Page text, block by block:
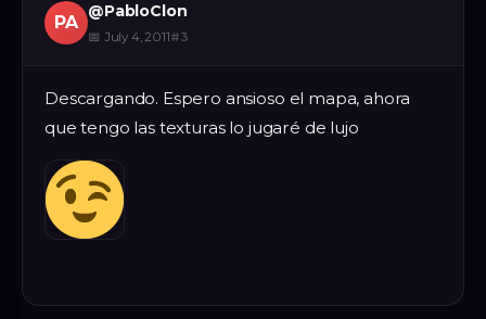
PA
@PabloClon
📅 July 4, 2011#3
Descargando. Espero ansioso el mapa, ahora
que tengo las texturas lo jugaré de lujo